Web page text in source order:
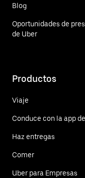
Blog
Oportunidades de
de Uber
Productos
Viaje
Conduce con la app
Haz entregas
Comer
Uber para Empresas